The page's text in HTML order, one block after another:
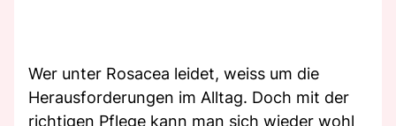
Wer unter Rosacea leidet, weiss um die
Herausforderungen im Alltag. Doch mit der
richtigen Pflege kann man sich wieder wohl